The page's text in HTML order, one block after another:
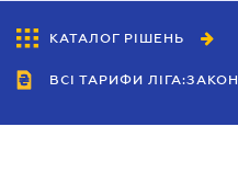
КАТАЛОГ РІШЕНЬ
ВСІ ТАРИФИ ЛІГА:ЗАКОН